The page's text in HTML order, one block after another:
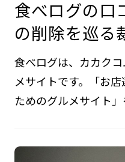
食べログの口
の削除を巡る
食べログは、カカク
メサイトです。「お
ためのグルメサイト